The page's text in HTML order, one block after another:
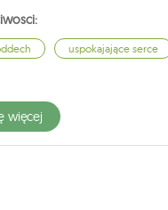
uspokajające serce
więcej